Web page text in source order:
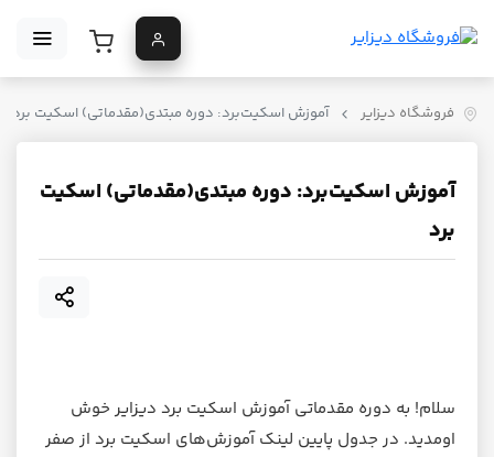
فروشگاه دیزایر آموزش اسکیت‌برد: دوره مبتدی(مقدماتی) اسکیت برد
آموزش اسکیت‌برد: دوره مبتدی(مقدماتی) اسکیت
برد
سلام! به دوره مقدماتی آموزش اسکیت برد دیزایر خوش
اومدید. در جدول پایین لینک آموزش‌های اسکیت برد از صفر